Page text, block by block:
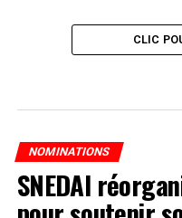
CLIC
NOMINATIONS
SNEDAI